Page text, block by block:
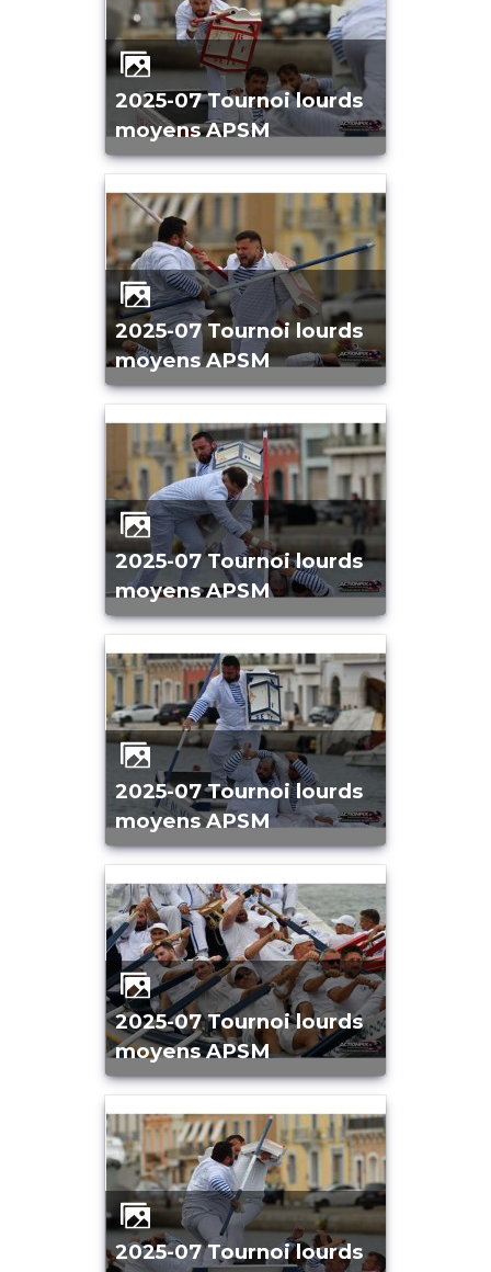
2025-07 Tournoi lourds
moyens APSM
2025-07 Tournoi lourds
moyens APSM
2025-07 Tournoi lourds
moyens APSM
2025-07 Tournoi lourds
moyens APSM
2025-07 Tournoi lourds
moyens APSM
2025-07 Tournoi lourds